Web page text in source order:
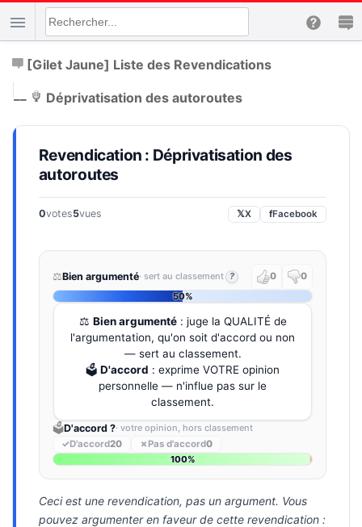
[Gilet Jaune] Liste des Revendications
__ Déprivatisation des autoroutes
Revendication : Déprivatisation des
autoroutes
0votes5vues 𝕏X fFacebook
⚖️Bien argumenté· sert au classement ? 0
0
50%
⚖️ Bien argumenté: juge la QUALITÉ de
l'argumentation, qu'on soit d'accord ou non
— sert au classement.
🗳️ D'accord : exprime VOTRE opinion
personnelle — n'influe pas sur le
classement.
🗳️D'accord ?· votre opinion, hors classement
✓D'accord20 ✗Pas d'accord0
100%
Ceci est une revendication, pas un argument. Vous
pouvez argumenter en faveur de cette revendication :